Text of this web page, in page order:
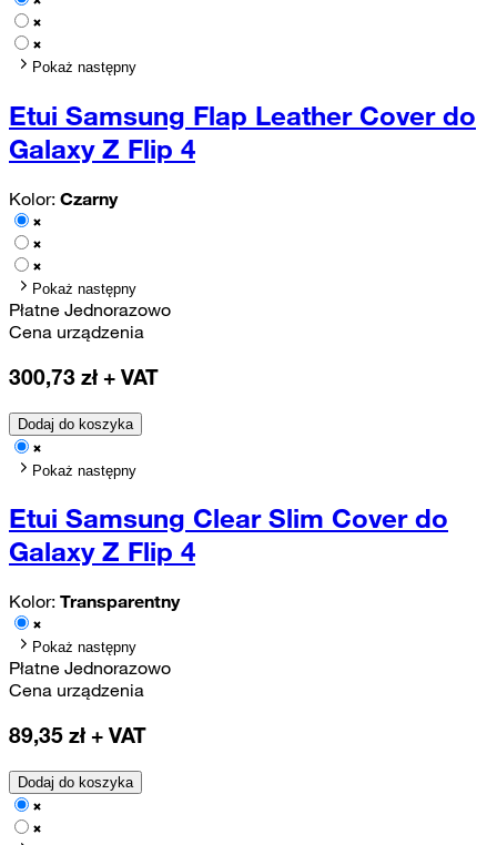
Pokaż następny
Etui Samsung Flap Leather Cover do
Galaxy Z Flip 4
Kolor: Czarny
Pokaż następny
Płatne Jednorazowo
Cena urządzenia
300,73 zł + VAT
Dodaj do koszyka
Pokaż następny
Etui Samsung Clear Slim Cover do
Galaxy Z Flip 4
Kolor: Transparentny
Pokaż następny
Płatne Jednorazowo
Cena urządzenia
89,35 zł + VAT
Dodaj do koszyka